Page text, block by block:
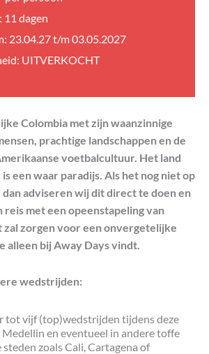
11 dagen
23.04.27 t/m 03.05.2027
UITVERKOCHT
Colombia met zijn waanzinnige
prachtige landschappen en de
voetbalcultuur. Het land
is een waar paradijs. Als het nog niet op
adviseren wij dit direct te doen en
reis met een opeenstapeling van
zal zorgen voor een onvergetelijke
alleen bij Away Days vindt.
wedstrijden:
tot vijf (top)wedstrijden tijdens deze
Medellin en eventueel in andere toffe
zoals Cali, Cartagena of